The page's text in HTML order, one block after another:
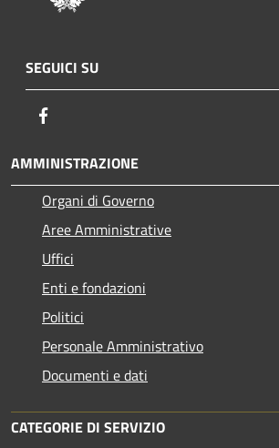
SEGUICI SU
AMMINISTRAZIONE
Organi di Governo
Aree Amministrative
Uffici
Enti e fondazioni
Politici
Personale Amministrativo
Documenti e dati
CATEGORIE DI SERVIZIO